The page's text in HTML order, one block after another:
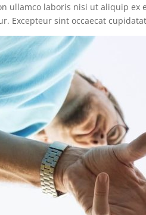
ullamco laboris nisi ut aliquip ex
Excepteur sint occaecat